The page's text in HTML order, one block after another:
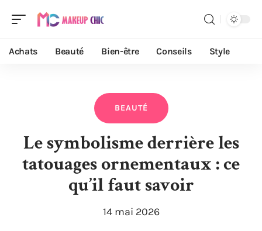
Achats Beauté Bien-être Conseils Style
BEAUTÉ
Le symbolisme derrière les
tatouages ornementaux : ce
qu’il faut savoir
14 mai 2026